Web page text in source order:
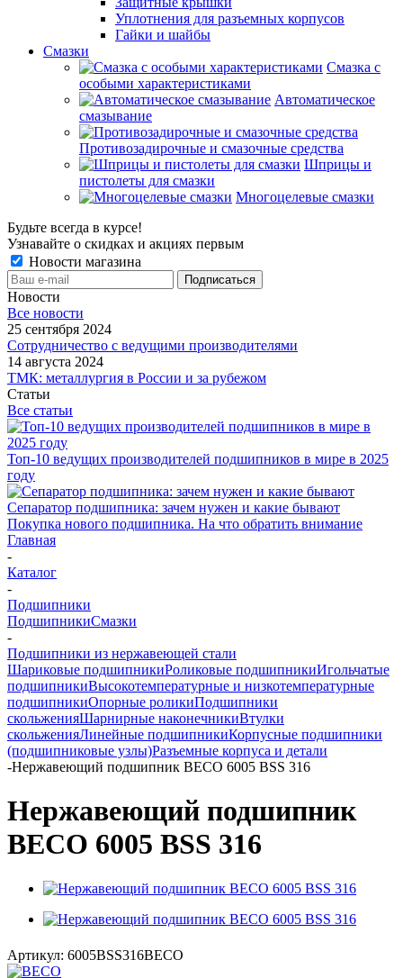
Уплотнения для разъемных корпусов
Гайки и шайбы
Смазки
Смазка с
особыми характеристиками
Автоматическое
смазывание
Противозадирочные и смазочные средства
Шприцы и
пистолеты для смазки
Многоцелевые смазки
Будьте всегда в курсе!
Узнавайте о скидках и акциях первым
Новости магазина
Новости
Все новости
25 сентября 2024
Сотрудничество с ведущими производителями
14 августа 2024
ТМК: металлургия в России и за рубежом
Статьи
Все статьи
Топ-10 ведущих производителей подшипников в мире в 2025
году
Сепаратор подшипника: зачем нужен и какие бывают
Покупка нового подшипника. На что обратить внимание
Главная
-
Каталог
-
Подшипники
ПодшипникиСмазки
-
Подшипники из нержавеющей стали
Шариковые подшипникиРоликовые подшипникиИгольчатые
подшипникиВысокотемпературные и низкотемпературные
подшипникиОпорные роликиПодшипники
скольженияШарнирные наконечникиВтулки
скольженияЛинейные подшипникиКорпусные подшипники
(подшипниковые узлы)Разъемные корпуса и детали
-Нержавеющий подшипник BECO 6005 BSS 316
Нержавеющий подшипник
BECO 6005 BSS 316
Артикул: 6005BSS316BECO